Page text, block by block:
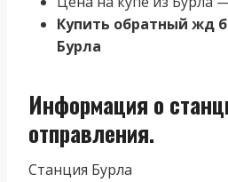
Купить обратный жд
Бурла
Информация о
отправления.
Станция Бурла